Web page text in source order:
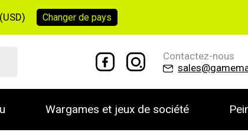
Changer depays
Contactez-nous
Wargames et jeux de société